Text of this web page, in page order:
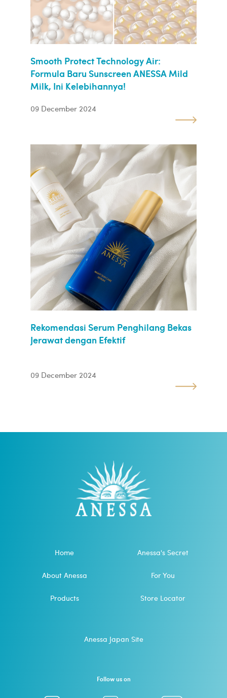
Smooth Protect Technology Air:
Formula Baru Sunscreen ANESSA Mild
Milk, Ini Kelebihannya!
09 December 2024
Rekomendasi Serum Penghilang Bekas
Jerawat dengan Efektif
09 December 2024
Home
About Anessa
Products
Anessa's Secret
For You
Store Locator
Anessa Japan Site
Follow us on